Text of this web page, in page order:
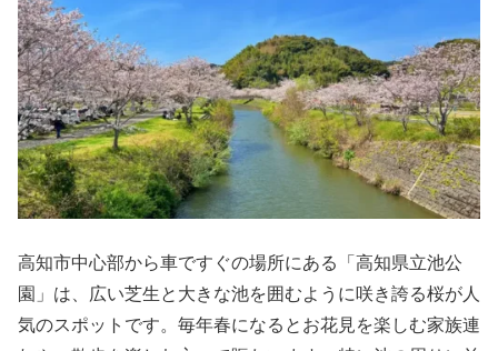
高知市中心部から車ですぐの場所にある「高知県立池公
園」は、広い芝生と大きな池を囲むように咲き誇る桜が人
気のスポットです。毎年春になるとお花見を楽しむ家族連